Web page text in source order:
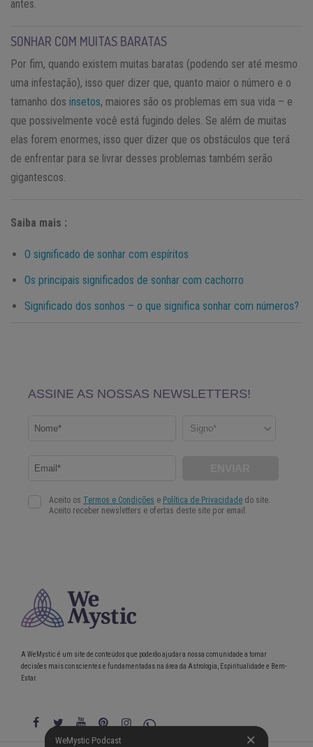
antes.
SONHAR COM MUITAS BARATAS
Por fim, quando existem muitas baratas (podendo ser até mesmo
uma infestação), isso quer dizer que, quanto maior o número e o
tamanho dos insetos, maiores são os problemas em sua vida – e
que possivelmente você está fugindo deles. Se além de muitas
elas forem enormes, isso quer dizer que os obstáculos que terá
de enfrentar para se livrar desses problemas também serão
gigantescos.
Saiba mais :
O significado de sonhar com espíritos
Os principais significados de sonhar com cachorro
Significado dos sonhos – o que significa sonhar com números?
WeMystic Podcast
A WeMystic é um site de conteúdos que poderão ajudar a nossa comunidade a tomar
decisões mais conscientes e fundamentadas na área da Astrologia, Espiritualidade e Bem-
Estar.
WeMystic Podcast